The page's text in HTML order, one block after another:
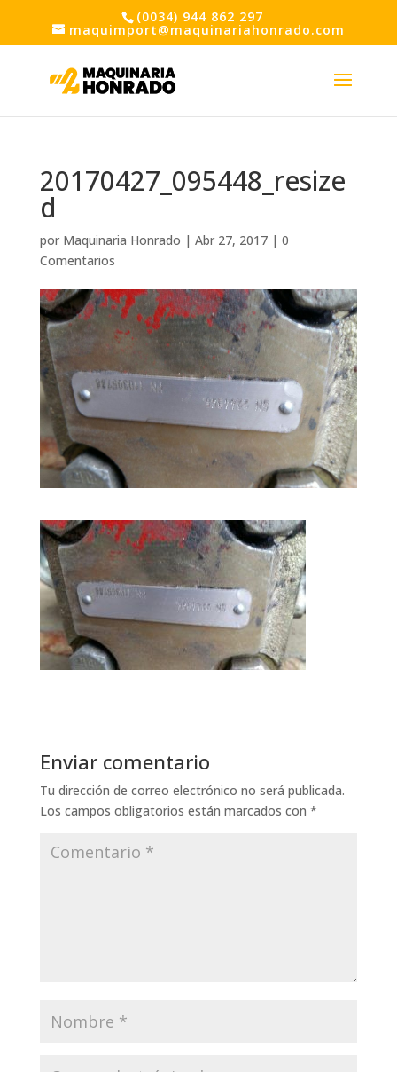
(0034) 944 862 297
maquimport@maquinariahonrado.com
20170427_095448_resize
d
por Maquinaria Honrado | Abr 27, 2017| 0
Comentarios
Enviar comentario
Tu dirección de correo electrónico no será publicada.
Los campos obligatorios están marcados con *